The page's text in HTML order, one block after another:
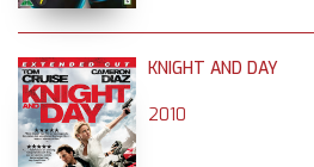
KNIGHT AND DAY
2010